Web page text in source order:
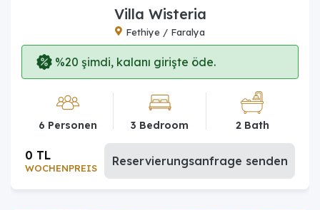
Villa Wisteria
Fethiye / Faralya
%20 şimdi, kalanı girişte öde.
6 Personen 3 Bedroom 2 Bath
WOCHENPREIS
0 TL Reservierungsanfrage senden